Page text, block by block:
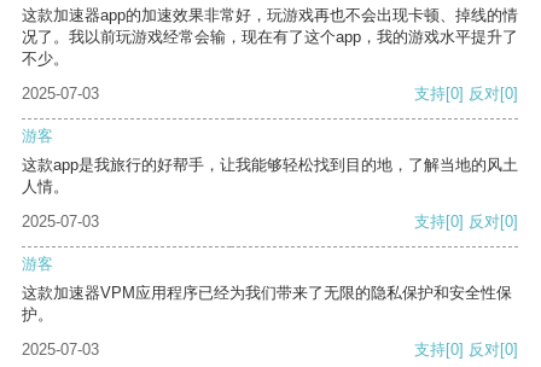
这款加速器app的加速效果非常好，玩游戏再也不会出现卡顿、掉线的情
况了。我以前玩游戏经常会输，现在有了这个app，我的游戏水平提升了
不少。
2025-07-03
支持[0] 反对[0]
游客
这款app是我旅行的好帮手，让我能够轻松找到目的地，了解当地的风土
人情。
2025-07-03
支持[0] 反对[0]
游客
这款加速器VPM应用程序已经为我们带来了无限的隐私保护和安全性保
护。
2025-07-03
支持[0] 反对[0]